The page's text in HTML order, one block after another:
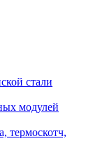
стали
модулей
термоскотч,